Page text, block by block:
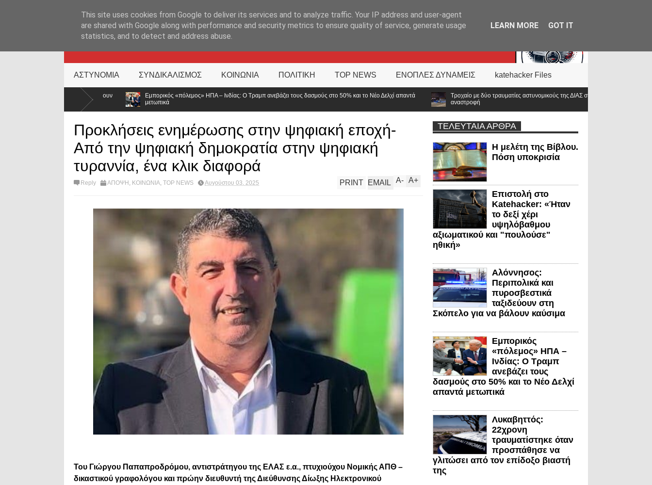
KATEHACKER
ΑΣΤΥΝΟΜΙΑ ΣΥΝΔΙΚΑΛΙΣΜΟΣ ΚΟΙΝΩΝΙΑ ΠΟΛΙΤΙΚΗ TOP NEWS ΕΝΟΠΛΕΣ ΔΥΝΑΜΕΙΣ katehacker Files
Εμπορικός «πόλεμος» ΗΠΑ – Ινδίας: Ο Τραμπ ανεβάζει τους δασμούς στο 50% και το Νέο Δελχί απαντά
Τροχαίο με δύο τραυματίες αστυνομικούς της ΔΙΑΣ στο Λαγονήσι – Αυτοκίνητο επιχείρησε
Προκλήσεις ενημέρωσης στην ψηφιακή εποχή-
Από την ψηφιακή δημοκρατία στην ψηφιακή
τυραννία, ένα κλικ διαφορά
Reply ΑΠΟΨΗ , ΚΟΙΝΩΝΙΑ, TOP NEWS Αυγούστου 03, 2025 A+
A-
PRINT EMAIL
Του Γιώργου Παπαπροδρόμου, αντιστράτηγου της ΕΛΑΣ ε.α., πτυχιούχου Νομικής ΑΠΘ –
δικαστικού γραφολόγου και πρώην διευθυντή της Διεύθυνσης Δίωξης Ηλεκτρονικού
ΤΕΛΕΥΤΑΙΑ ΑΡΘΡΑ
Η μελέτη της Βίβλου.
Πόση υποκρισία
Επιστολή στο
Katehacker: «Ήταν
το δεξί χέρι
υψηλόβαθμου
αξιωματικού και "πουλούσε"
ηθική»
Αλόννησος:
Περιπολικά και
πυροσβεστικά
ταξιδεύουν στη
Σκόπελο για να βάλουν καύσιμα
Εμπορικός
«πόλεμος» ΗΠΑ –
Ινδίας: Ο Τραμπ
ανεβάζει τους
δασμούς στο 50% και το Νέο Δελχί
απαντά μετωπικά
Λυκαβηττός:
22χρονη
τραυματίστηκε όταν
προσπάθησε να
γλιτώσει από τον επίδοξο βιαστή
της
This site uses cookies from Google to deliver its services and to analyze traffic. Your IP address and user-agent
are shared with Google along with performance and security metrics to ensure quality of service, generate usage
statistics, and to detect and address abuse.
LEARN MORE GOT IT